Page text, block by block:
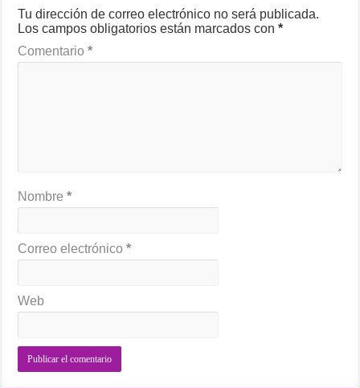
Tu dirección de correo electrónico no será publicada.
Los campos obligatorios están marcados con*
Comentario*
Nombre*
Correo electrónico*
Web